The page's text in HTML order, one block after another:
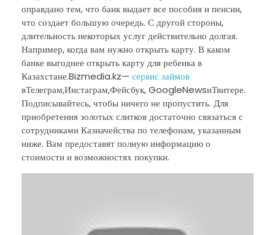
оправдано тем, что банк выдает все пособия и пенсии,
что создает большую очередь. С другой стороны,
длительность некоторых услуг действительно долгая.
Например, когда вам нужно открыть карту. В каком
банке выгоднее открыть карту для ребенка в
Казахстане.Bizmedia.kz— сервис займов
вТелеграм,Инстаграм,Фейсбук, GoogleNewsиТвитере.
Подписывайтесь, чтобы ничего не пропустить. Для
приобретения золотых слитков достаточно связаться с
сотрудниками Казначейства по телефонам, указанным
ниже. Вам предоставят полную информацию о
стоимости и возможностях покупки.